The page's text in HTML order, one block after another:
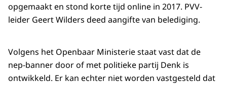
opgemaakt en stond korte tijd online in 2017. PVV-
leider Geert Wilders deed aangifte van belediging.
Volgens het Openbaar Ministerie staat vast dat de
nep-banner door of met politieke partij Denk is
ontwikkeld. Er kan echter niet worden vastgesteld dat